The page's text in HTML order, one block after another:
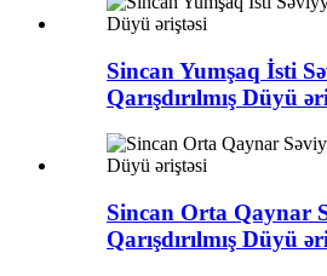
Sincan Yumşaq İsti
Qarışdırılmış Düyü
Sincan Orta Qaynar
Qarışdırılmış Düyü